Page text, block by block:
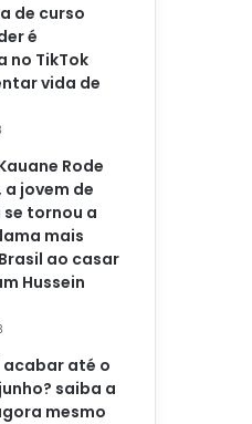
de curso
é
no TikTok
vida de
Rode
jovem de
tornou a
mais
ao casar
Hussein
acabar até o
saiba a
mesmo